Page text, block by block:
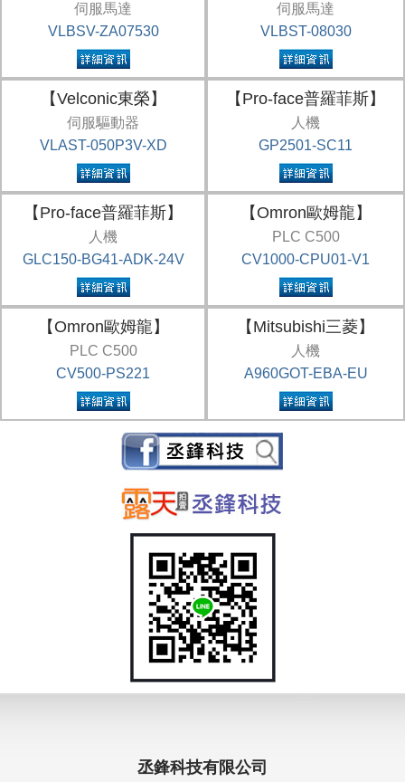
伺服馬達
VLBSV-ZA07530
伺服馬達
VLBST-08030
【Velconic東榮】
伺服驅動器
VLAST-050P3V-XD
【Pro-face普羅菲斯】
人機
GP2501-SC11
【Pro-face普羅菲斯】
人機
GLC150-BG41-ADK-24V
【Omron歐姆龍】
PLC C500
CV1000-CPU01-V1
【Omron歐姆龍】
PLC C500
CV500-PS221
【Mitsubishi三菱】
人機
A960GOT-EBA-EU
丞鋒科技有限公司